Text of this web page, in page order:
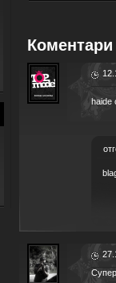
Коментари
haide